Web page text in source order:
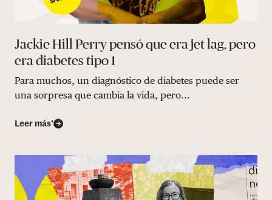
Jackie Hill Perry pensó que era jet lag, pero
era diabetes tipo 1
Para muchos, un diagnóstico de diabetes puede ser
una sorpresa que cambia la vida, pero...
Leer más’